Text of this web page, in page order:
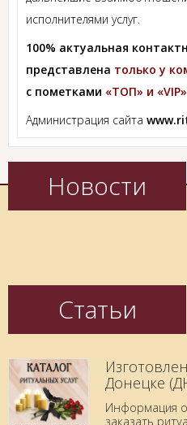
исполнителями услуг.
100% актуальная
представлена только у
с пометками «ТОП» и
Администрация сайта
Новости
Статьи
Донецке
Информация
заказать